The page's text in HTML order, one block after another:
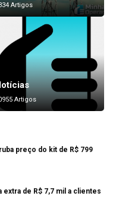
Artigos
Artigos
preço do kit de R$ 799
extra de R$ 7,7 mil a clientes